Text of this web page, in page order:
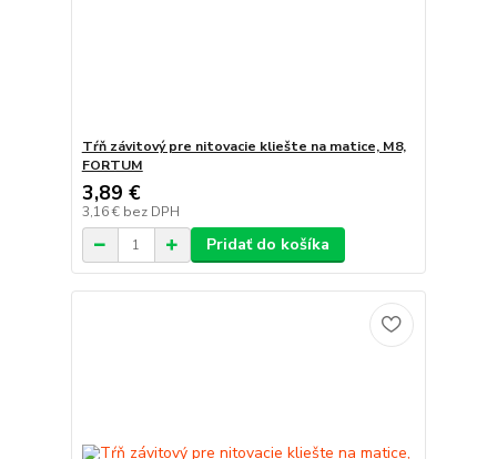
Tŕň závitový pre nitovacie kliešte na matice, M8,
FORTUM
3,89 €
3,16 € bez DPH
Pridať do košíka